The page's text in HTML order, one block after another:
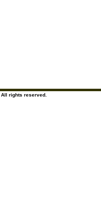
. All rights reserved.